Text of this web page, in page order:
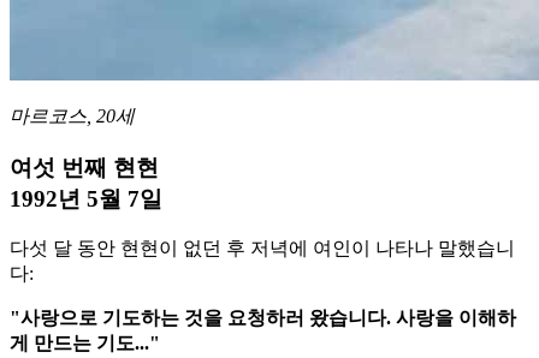
마르코스, 20세
여섯 번째 현현
1992년 5월 7일
다섯 달 동안 현현이 없던 후 저녁에 여인이 나타나 말했습니
다:
"사랑으로 기도하는 것을 요청하러 왔습니다. 사랑을 이해하
게 만드는 기도..."